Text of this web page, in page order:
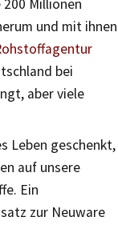
Millionen
und mit ihnen
bei
aber viele
Leben geschenkt,
auf unsere
Ein
zur Neuware